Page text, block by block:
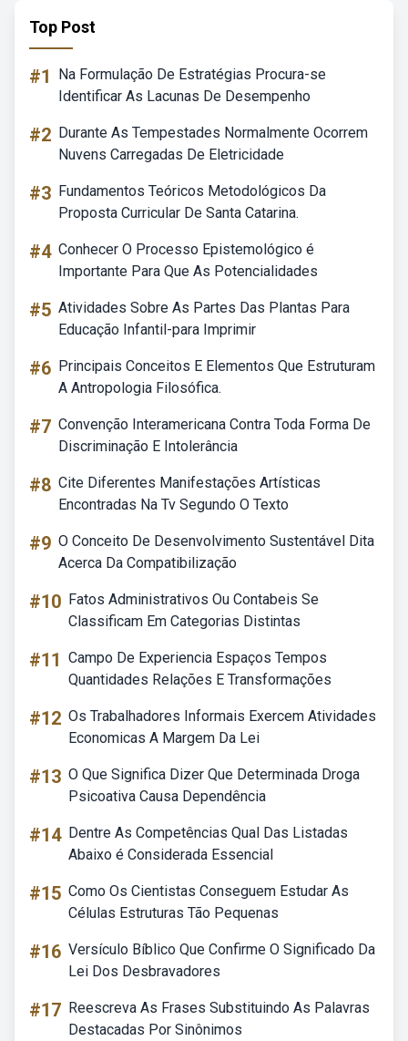
Top Post
#1
Na Formulação De Estratégias Procura-se
Identificar As Lacunas De Desempenho
#2 Durante As Tempestades Normalmente Ocorrem
Nuvens Carregadas De Eletricidade
#3 Fundamentos Teóricos Metodológicos Da
Proposta Curricular De Santa Catarina.
#4 Conhecer O Processo Epistemológico é
Importante Para Que As Potencialidades
#5 Atividades Sobre As Partes Das Plantas Para
Educação Infantil-para Imprimir
#6 Principais Conceitos E Elementos Que Estruturam
A Antropologia Filosófica.
#7 Convenção Interamericana Contra Toda Forma De
Discriminação E Intolerância
#8 Cite Diferentes Manifestações Artísticas
Encontradas Na Tv Segundo O Texto
#9 O Conceito De Desenvolvimento Sustentável Dita
Acerca Da Compatibilização
#10 Fatos Administrativos Ou Contabeis Se
Classificam Em Categorias Distintas
#11 Campo De Experiencia Espaços Tempos
Quantidades Relações E Transformações
#12 Os Trabalhadores Informais Exercem Atividades
Economicas A Margem Da Lei
#13 O Que Significa Dizer Que Determinada Droga
Psicoativa Causa Dependência
#14 Dentre As Competências Qual Das Listadas
Abaixo é Considerada Essencial
#15 Como Os Cientistas Conseguem Estudar As
Células Estruturas Tão Pequenas
#16 Versículo Bíblico Que Confirme O Significado Da
Lei Dos Desbravadores
#17 Reescreva As Frases Substituindo As Palavras
Destacadas Por Sinônimos